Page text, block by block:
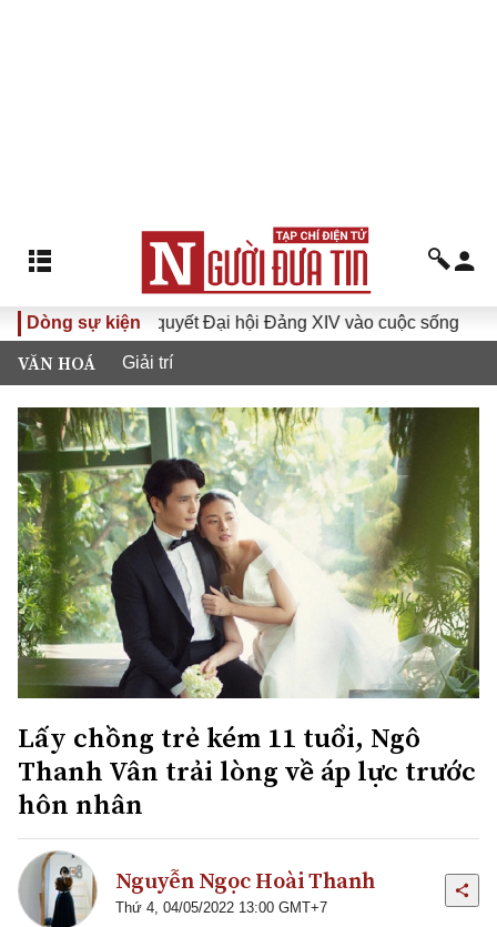
Dòng sự kiện
Nghị quyết Đại hội Đảng XIV vào cuộc sống Hướng
VĂN HOÁ Giải trí
Lấy chồng trẻ kém 11 tuổi, Ngô
Thanh Vân trải lòng về áp lực trước
hôn nhân
Nguyễn Ngọc Hoài Thanh
Thứ 4, 04/05/2022 13:00 GMT+7